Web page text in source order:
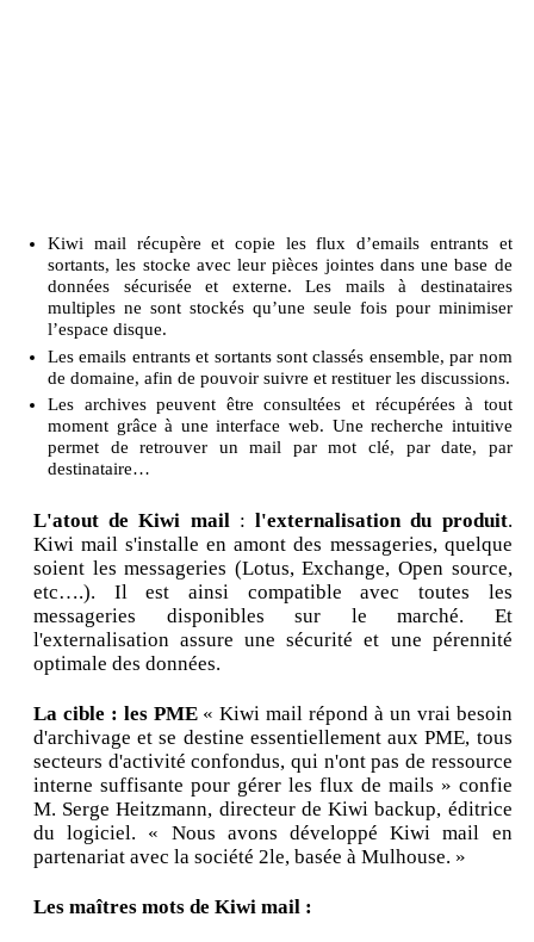
Kiwi mail récupère et copie les flux d’emails entrants et
sortants, les stocke avec leur pièces jointes dans une base de
données sécurisée et externe. Les mails à destinataires
multiples ne sont stockés qu’une seule fois pour minimiser
l’espace disque.
Les emails entrants et sortants sont classés ensemble, par nom
de domaine, afin de pouvoir suivre et restituer les discussions.
Les archives peuvent être consultées et récupérées à tout
moment grâce à une interface web. Une recherche intuitive
permet de retrouver un mail par mot clé, par date, par
destinataire…
L'atout de Kiwi mail:l'externalisation du produit.
Kiwi mail s'installe en amont des messageries, quelque
soient les messageries (Lotus, Exchange, Open source,
etc….). Il est ainsi compatible avec toutes les
messageries disponibles sur le marché. Et
l'externalisation assure une sécurité et une pérennité
optimale des données.
La cible : les PME« Kiwi mail répond à un vrai besoin
d'archivage et se destine essentiellement aux PME, tous
secteurs d'activité confondus, qui n'ont pas de ressource
interne suffisante pour gérer les flux de mails » confie
M. Serge Heitzmann, directeur de Kiwi backup, éditrice
du logiciel. « Nous avons développé Kiwi mail en
partenariat avec la société 2le, basée à Mulhouse. »
Les maîtres mots de Kiwi mail :